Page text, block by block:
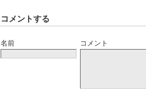
コメントする
名前 コメント